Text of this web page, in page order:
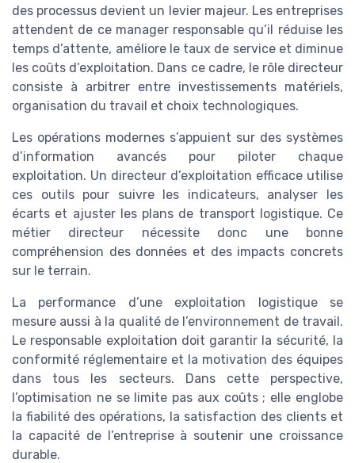
des processus devient un levier majeur. Les entreprises
attendent de ce manager responsable qu’il réduise les
temps d’attente, améliore le taux de service et diminue
les coûts d’exploitation. Dans ce cadre, le rôle directeur
consiste à arbitrer entre investissements matériels,
organisation du travail et choix technologiques.
Les opérations modernes s’appuient sur des systèmes
d’information avancés pour piloter chaque
exploitation. Un directeur d’exploitation efficace utilise
ces outils pour suivre les indicateurs, analyser les
écarts et ajuster les plans de transport logistique. Ce
métier directeur nécessite donc une bonne
compréhension des données et des impacts concrets
sur le terrain.
La performance d’une exploitation logistique se
mesure aussi à la qualité de l’environnement de travail.
Le responsable exploitation doit garantir la sécurité, la
conformité réglementaire et la motivation des équipes
dans tous les secteurs. Dans cette perspective,
l’optimisation ne se limite pas aux coûts ; elle englobe
la fiabilité des opérations, la satisfaction des clients et
la capacité de l’entreprise à soutenir une croissance
durable.